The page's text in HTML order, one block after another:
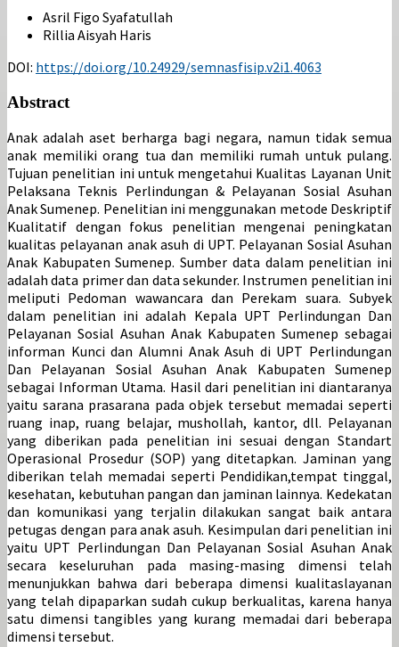
Asril Figo Syafatullah
Rillia Aisyah Haris
DOI: https://doi.org/10.24929/semnasfisip.v2i1.4063
Abstract
Anak adalah aset berharga bagi negara, namun tidak semua
anak memiliki orang tua dan memiliki rumah untuk pulang.
Tujuan penelitian ini untuk mengetahui Kualitas Layanan Unit
Pelaksana Teknis Perlindungan & Pelayanan Sosial Asuhan
Anak Sumenep. Penelitian ini menggunakan metode Deskriptif
Kualitatif dengan fokus penelitian mengenai peningkatan
kualitas pelayanan anak asuh di UPT. Pelayanan Sosial Asuhan
Anak Kabupaten Sumenep. Sumber data dalam penelitian ini
adalah data primer dan data sekunder. Instrumen penelitian ini
meliputi Pedoman wawancara dan Perekam suara. Subyek
dalam penelitian ini adalah Kepala UPT Perlindungan Dan
Pelayanan Sosial Asuhan Anak Kabupaten Sumenep sebagai
informan Kunci dan Alumni Anak Asuh di UPT Perlindungan
Dan Pelayanan Sosial Asuhan Anak Kabupaten Sumenep
sebagai Informan Utama. Hasil dari penelitian ini diantaranya
yaitu sarana prasarana pada objek tersebut memadai seperti
ruang inap, ruang belajar, mushollah, kantor, dll. Pelayanan
yang diberikan pada penelitian ini sesuai dengan Standart
Operasional Prosedur (SOP) yang ditetapkan. Jaminan yang
diberikan telah memadai seperti Pendidikan,tempat tinggal,
kesehatan, kebutuhan pangan dan jaminan lainnya. Kedekatan
dan komunikasi yang terjalin dilakukan sangat baik antara
petugas dengan para anak asuh. Kesimpulan dari penelitian ini
yaitu UPT Perlindungan Dan Pelayanan Sosial Asuhan Anak
secara keseluruhan pada masing-masing dimensi telah
menunjukkan bahwa dari beberapa dimensi kualitaslayanan
yang telah dipaparkan sudah cukup berkualitas, karena hanya
satu dimensi tangibles yang kurang memadai dari beberapa
dimensi tersebut.